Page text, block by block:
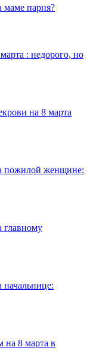
маме парня?
: недорого, но
на 8 марта
пожилой женщине:
главному
начальнице:
на 8 марта в